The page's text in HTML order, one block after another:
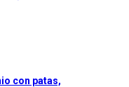
con patas,